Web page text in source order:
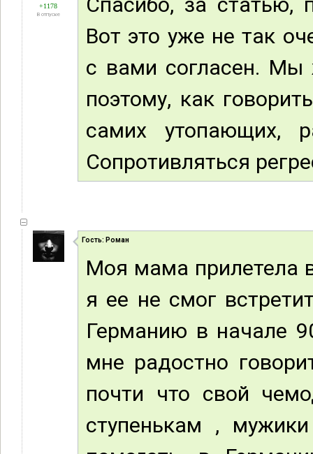
+1178
В отпуске
Вот это уже не так
с вами согласен. Мы
поэтому, как
самих утопающих,
Сопротивляться
Гость: Роман
Моя мама прилетела
я ее не смог
Германию в начале
мне радостно
почти что свой
ступенькам ,